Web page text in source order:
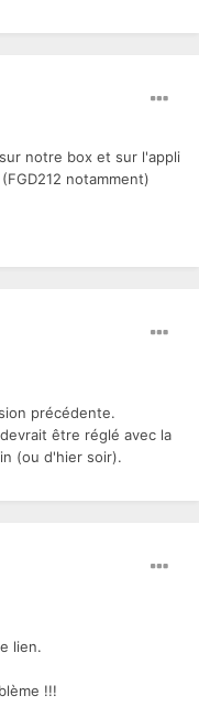
notre box et sur l'appli
notamment)
précédente.
être réglé avec la
(ou d'hier soir).
lien.
!!!